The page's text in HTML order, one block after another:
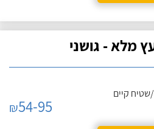
מלא - גושני
קיים
₪54-95